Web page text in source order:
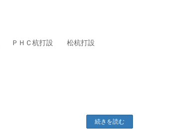
設 ＰＨＣ杭打設 松杭打設
続きを読む